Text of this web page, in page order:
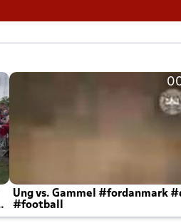
Ung vs. Gammel #fordanmark
#football